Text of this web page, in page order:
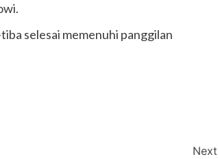
selesai memenuhi panggilan
Next